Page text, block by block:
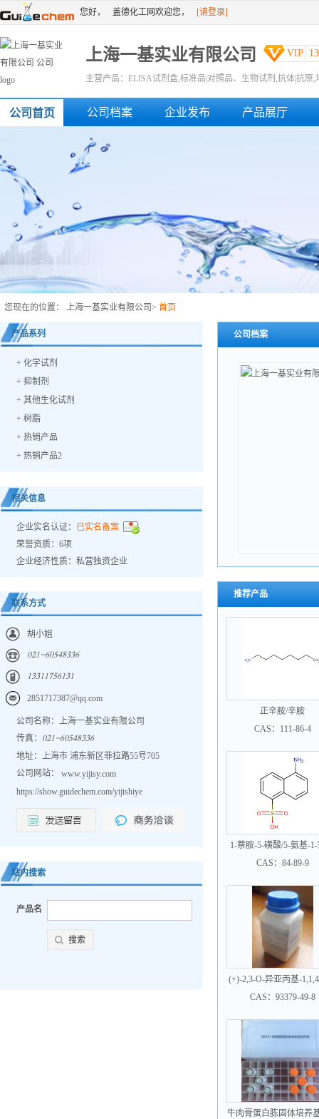
您好， 盖德化工网欢迎您， [请登录]
[免费注册]
上海一基实业有限公司 VIP
主营产品：ELISA试剂盒,标准品|对照品、生物试剂,抗体|抗原
公司首页 公司档案 企业发布 产品展厅
您现在的位置： 上海一基实业有限公司 > 首页
产品系列
+ 化学试剂
+ 抑制剂
+ 其他生化试剂
+ 树脂
+ 热销产品
+ 热销产品2
相关信息
企业实名认证： 已实名备案
荣誉资质：6项
企业经济性质：私营独资企业
联系方式
胡小姐
𐀐𐀑𐀍𐀖𐀕𐀐𐀎𐀗𐀒𐀏𐀏𐀕
𐀍𐀏𐀏𐀍𐀍𐀔𐀎𐀕𐀍𐀏𐀍
2851717387@qq.com
公司名称：上海一基实业有限公司
传真：
𐀐𐀑𐀍𐀖𐀕𐀐𐀎𐀗𐀒𐀏𐀏𐀕
地址：上海市 浦东新区菲拉路55号705
公司网站： www.yijisy.com
https://show.guidechem.com/yijishiye
站内搜索
产品名
公司档案
推荐产品
正辛胺/辛胺
CAS：111-86-4
1-萘胺-5-磺酸/5-氨基-
酸
CAS：84-89-9
(+)-2,3-O-异亚丙基-
苯基-D-苏糖醇
CAS：93379-49-8
牛肉膏蛋白胨固体培养